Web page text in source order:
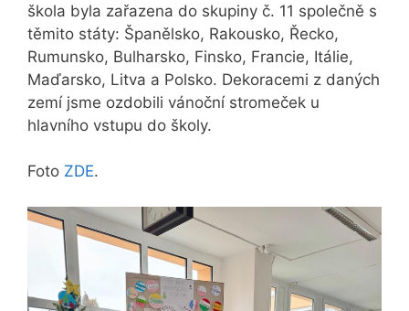
škola byla zařazena do skupiny č. 11 společně s
těmito státy: Španělsko, Rakousko, Řecko,
Rumunsko, Bulharsko, Finsko, Francie, Itálie,
Maďarsko, Litva a Polsko. Dekoracemi z daných
zemí jsme ozdobili vánoční stromeček u
hlavního vstupu do školy.
Foto ZDE.